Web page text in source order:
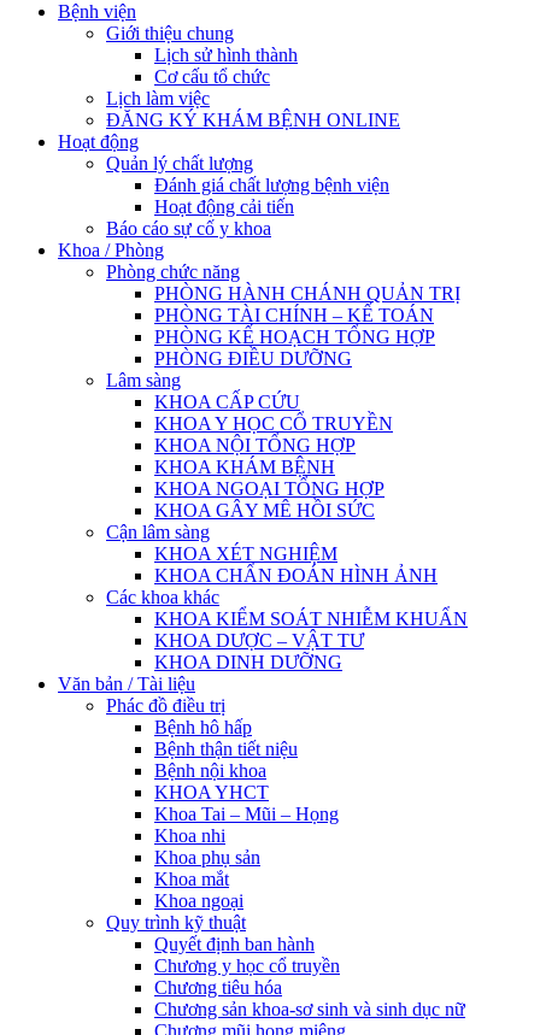
Bệnh viện
Giới thiệu chung
Lịch sử hình thành
Cơ cấu tổ chức
Lịch làm việc
ĐĂNG KÝ KHÁM BỆNH ONLINE
Hoạt động
Quản lý chất lượng
Đánh giá chất lượng bệnh viện
Hoạt động cải tiến
Báo cáo sự cố y khoa
Khoa / Phòng
Phòng chức năng
PHÒNG HÀNH CHÁNH QUẢN TRỊ
PHÒNG TÀI CHÍNH – KẾ TOÁN
PHÒNG KẾ HOẠCH TỔNG HỢP
PHÒNG ĐIỀU DƯỠNG
Lâm sàng
KHOA CẤP CỨU
KHOA Y HỌC CỔ TRUYỀN
KHOA NỘI TỔNG HỢP
KHOA KHÁM BỆNH
KHOA NGOẠI TỔNG HỢP
KHOA GÂY MÊ HỒI SỨC
Cận lâm sàng
KHOA XÉT NGHIỆM
KHOA CHẨN ĐOÁN HÌNH ẢNH
Các khoa khác
KHOA KIỂM SOÁT NHIỄM KHUẨN
KHOA DƯỢC – VẬT TƯ
KHOA DINH DƯỠNG
Văn bản / Tài liệu
Phác đồ điều trị
Bệnh hô hấp
Bệnh thận tiết niệu
Bệnh nội khoa
KHOA YHCT
Khoa Tai – Mũi – Họng
Khoa nhi
Khoa phụ sản
Khoa mắt
Khoa ngoại
Quy trình kỹ thuật
Quyết định ban hành
Chương y học cổ truyền
Chương tiêu hóa
Chương sản khoa-sơ sinh và sinh dục nữ